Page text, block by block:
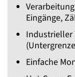
Eingänge,
Industrieller
Einfache